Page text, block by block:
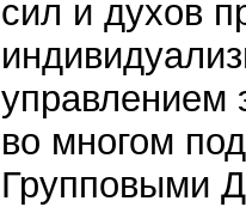
сил и духов
управлением
во многом
Групповыми